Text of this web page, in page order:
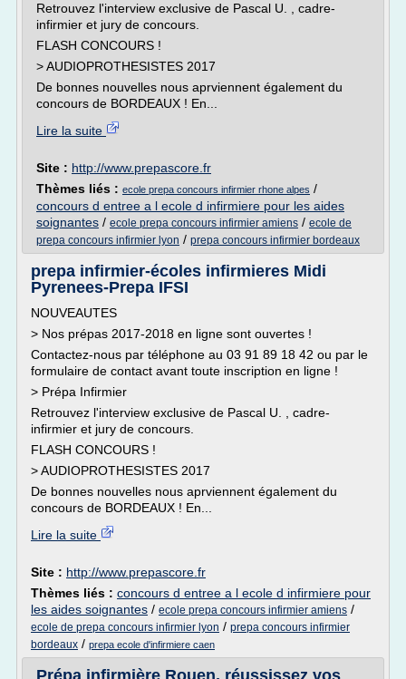
Retrouvez l'interview exclusive de Pascal U. , cadre-
infirmier et jury de concours.
FLASH CONCOURS !
> AUDIOPROTHESISTES 2017
De bonnes nouvelles nous aprviennent également du
concours de BORDEAUX ! En...
Lire la suite
Site : http://www.prepascore.fr
Thèmes liés : ecole prepa concours infirmier rhone alpes /
concours d entree a l ecole d infirmiere pour les aides
soignantes / ecole prepa concours infirmier amiens / ecole de
prepa concours infirmier lyon / prepa concours infirmier bordeaux
prepa infirmier-écoles infirmieres Midi
Pyrenees-Prepa IFSI
NOUVEAUTES
> Nos prépas 2017-2018 en ligne sont ouvertes !
Contactez-nous par téléphone au 03 91 89 18 42 ou par le
formulaire de contact avant toute inscription en ligne !
> Prépa Infirmier
Retrouvez l'interview exclusive de Pascal U. , cadre-
infirmier et jury de concours.
FLASH CONCOURS !
> AUDIOPROTHESISTES 2017
De bonnes nouvelles nous aprviennent également du
concours de BORDEAUX ! En...
Lire la suite
Site : http://www.prepascore.fr
Thèmes liés : concours d entree a l ecole d infirmiere pour
les aides soignantes / ecole prepa concours infirmier amiens /
ecole de prepa concours infirmier lyon / prepa concours infirmier
bordeaux / prepa ecole d'infirmiere caen
Prépa infirmière Rouen, réussissez vos